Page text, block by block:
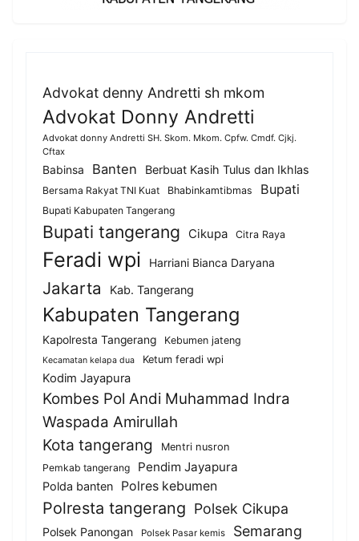
Advokat denny Andretti sh mkom
Advokat Donny Andretti
Advokat donny Andretti SH. Skom. Mkom. Cpfw. Cmdf. Cjkj.
Cftax
Babinsa Banten Berbuat Kasih Tulus dan Ikhlas
Bersama Rakyat TNI Kuat Bhabinkamtibmas Bupati
Bupati Kabupaten Tangerang
Bupati tangerang Cikupa Citra Raya
Feradi wpi Harriani Bianca Daryana
Jakarta Kab. Tangerang
Kabupaten Tangerang
Kapolresta Tangerang Kebumen jateng
Kecamatan kelapa dua Ketum feradi wpi
Kodim Jayapura
Kombes Pol Andi Muhammad Indra
Waspada Amirullah
Kota tangerang
Mentri nusron
Pemkab tangerang
Pendim Jayapura
Polda banten Polres kebumen
Polresta tangerang Polsek Cikupa
Polsek Panongan Polsek Pasar kemis Semarang